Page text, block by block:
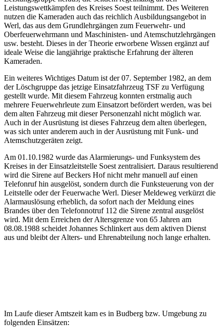
Leistungswettkämpfen des Kreises Soest teilnimmt. Des Weiteren
nutzen die Kameraden auch das reichlich Ausbildungsangebot in
Werl, das aus dem Grundlehrgängen zum Feuerwehr- und
Oberfeuerwehrmann und Maschinisten- und Atemschutzlehrgängen
usw. besteht. Dieses in der Theorie erworbene Wissen ergänzt auf
ideale Weise die langjährige praktische Erfahrung der älteren
Kameraden.
Ein weiteres Wichtiges Datum ist der 07. September 1982, an dem
der Löschgruppe das jetzige Einsatzfahrzeug TSF zu Verfügung
gestellt wurde. Mit diesem Fahrzeug konnten erstmalig auch
mehrere Feuerwehrleute zum Einsatzort befördert werden, was bei
dem alten Fahrzeug mit dieser Personenzahl nicht möglich war.
Auch in der Ausrüstung ist dieses Fahrzeug dem alten überlegen,
was sich unter anderem auch in der Ausrüstung mit Funk- und
Atemschutzgeräten zeigt.
Am 01.10.1982 wurde das Alarmierungs- und Funksystem des
Kreises in der Einsatzleitstelle Soest zentralisiert. Daraus resultierend
wird die Sirene auf Beckers Hof nicht mehr manuell auf einen
Telefonruf hin ausgelöst, sondern durch die Funksteuerung von der
Leitstelle oder der Feuerwache Werl. Dieser Meldeweg verkürzt die
Alarmauslösung erheblich, da sofort nach der Meldung eines
Brandes über den Telefonnotruf 112 die Sirene zentral ausgelöst
wird. Mit dem Erreichen der Altersgrenze von 65 Jahren am
08.08.1988 scheidet Johannes Schlinkert aus dem aktiven Dienst
aus und bleibt der Alters- und Ehrenabteilung noch lange erhalten.
Im Laufe dieser Amtszeit kam es in Budberg bzw. Umgebung zu
folgenden Einsätzen: